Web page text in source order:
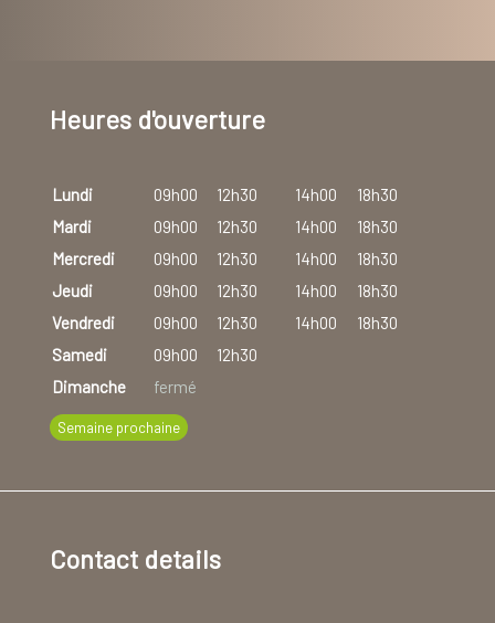
Heures d'ouverture
Lundi 09h00 12h30 14h00
18h30
Mardi
09h00 12h30 14h00
18h30
Mercredi
09h00 12h30 14h00
18h30
Jeudi
09h00 12h30 14h00
18h30
Vendredi
09h00 12h30 14h00
18h30
Samedi
09h00
12h30
Dimanche
fermé
Semaine prochaine
Contact details